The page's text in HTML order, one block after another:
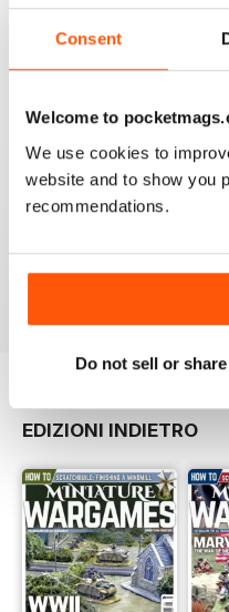
Consent
Welcome to
We use cookies to
website and to show you
recommendations.
Do not sell or
GOOD QUALITY
Give the most up-to-
miniature WarGames
MINIATURE
EDIZIONI INDIETRO